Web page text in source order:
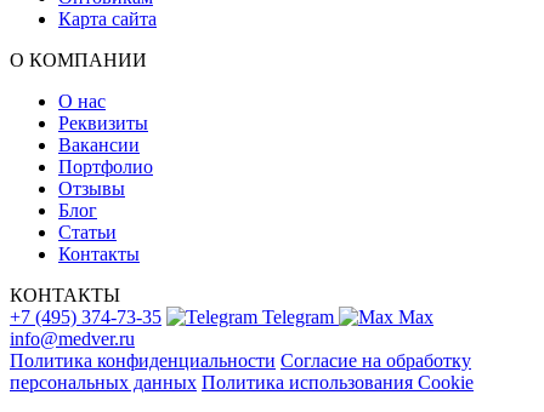
Карта сайта
О КОМПАНИИ
О нас
Реквизиты
Вакансии
Портфолио
Отзывы
Блог
Статьи
Контакты
КОНТАКТЫ
+7 (495) 374-73-35
Telegram
Max
info@medver.ru
Политика конфиденциальности Согласие на обработку
персональных данных Политика использования Cookie